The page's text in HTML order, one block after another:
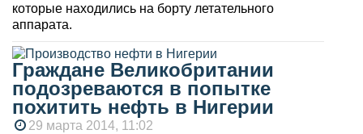
которые находились на борту летательного
аппарата.
Граждане Великобритании
подозреваются в попытке
похитить нефть в Нигерии
29 марта 2014, 11:02